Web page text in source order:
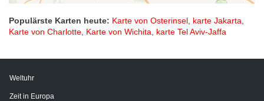
Populärste Karten heute: Karte von Osterinsel, karte Jakarta,
Karte von Charlotte, Karte von Wichita, karte Tel Aviv-Jaffa
Weltuhr
Zeit in Europa